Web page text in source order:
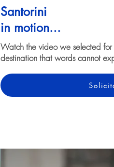
Santorini
in motion...
Watch the video we selected
destination that words cannot